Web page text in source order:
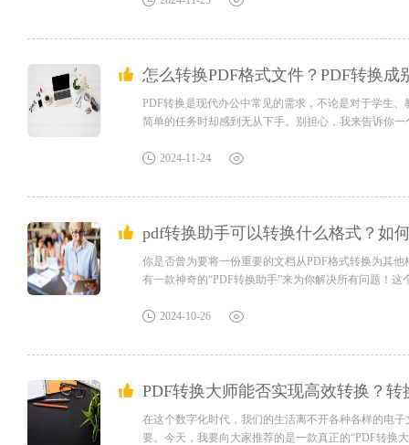
怎么转换PDF格式文件？PDF转换成
PDF转换是现代办公中常见的需求，不论是对于学生
简单的任务时却感到无从下手。别担心，我来告诉你
PDF转换工具！pdf转换福昕高级PDF编辑器是一款功
2024-11-24
pdf转换助手可以转换什么格式？如
你是否曾为要将一份重要的文档从PDF格式转换为其
有一款神奇的“PDF转换助手”来为你解决所有问题！
PDF编辑器是一款功能强大的PDF转换助手。它可以...
2024-10-26
PDF转换大师能否实现高效转换？
在这个数字化时代，我们的生活离不开各种各样的电
要。今天，我要向大家推荐的是一款真正的“PDF转换